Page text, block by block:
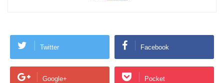
Twitter Facebook
Google+ Pocket